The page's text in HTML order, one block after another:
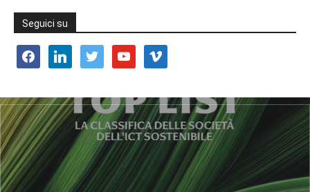
Seguici su
facebooklinkedin twitter youtube vimeo